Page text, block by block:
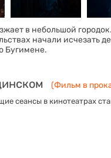
в небольшой
начали исчезать
Бугимене.
(Фильм в
сеансы в кинотеатрах